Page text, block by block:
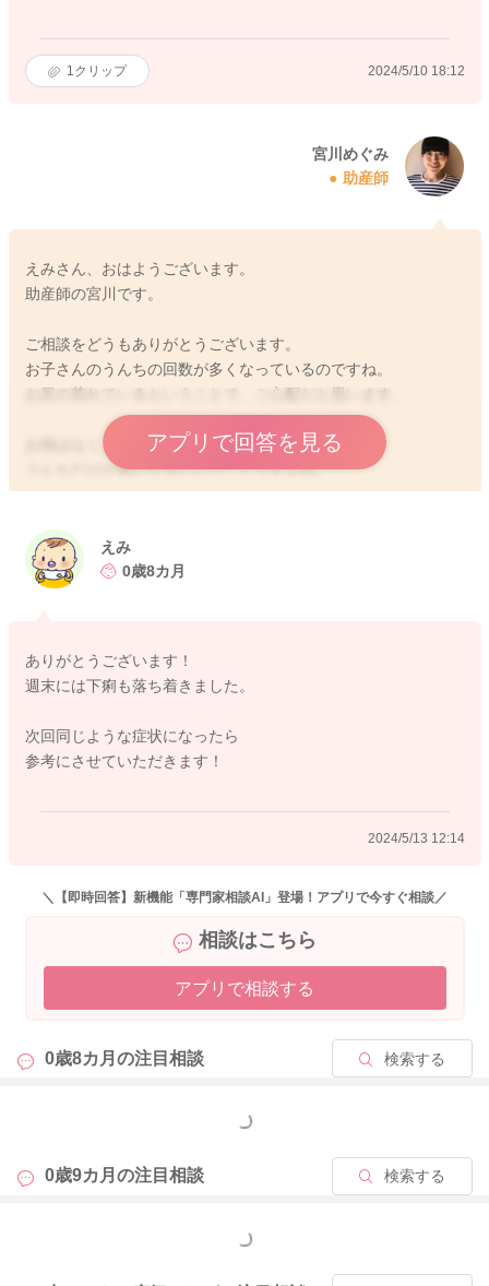
1 クリップ 2024/5/10 18:12
宮川めぐみ
助産師
えみさん、おはようございます。
助産師の宮川です。
ご相談をどうもありがとうございます。
お子さんのうんちの回数が多くなっているのですね。
お尻の荒れているということで、ご心配だと思います。
お熱はなく、機嫌良く、飲みもいいようですね。
うんちだけが気になるということですよね。
離乳食をお休みされてみても、回数は変わらないままというこ
思いますよ。
お尻のところは、綺麗になったところでワセリンを塗ってあげ
市販のお尻拭きもお休みされて、カット綿をひたひたにぬるま
湯で濡らしてあげたもので拭いてあげるのもいいと思います
どうぞよろしくお願いします。
アプリで回答を見る
えみ
0歳8カ月
ありがとうございます！
週末には下痢も落ち着きました。
次回同じような症状になったら
参考にさせていただきます！
2024/5/13 12:14
＼【即時回答】新機能「専門家相談AI」登場！アプリで今すぐ相談／
相談はこちら
アプリで相談する
0歳8カ月の注目相談 検索する
もっと見る
0歳9カ月の注目相談 検索する
もっと見る